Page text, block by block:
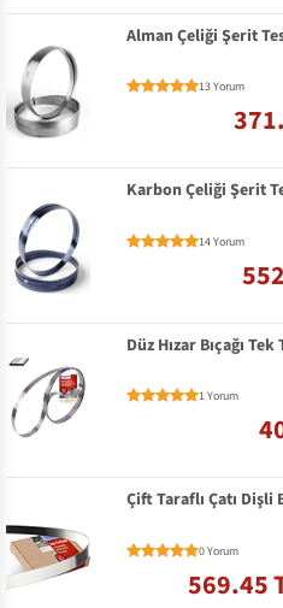
Alman Çeliği Şerit
13 Yorum
Karbon Çeliği Şerit
14 Yorum
Düz Hızar Bıçağı
1 Yorum
Çift Taraflı Çatı Dişli
0 Yorum
569.45